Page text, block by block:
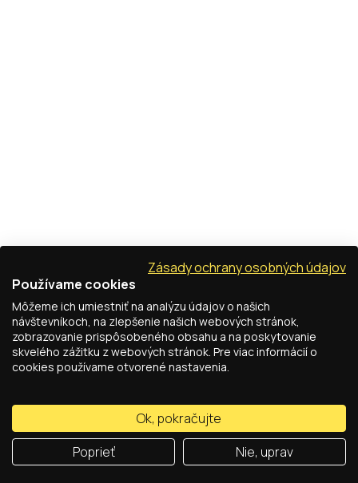
Zásady ochrany osobných údajov
Používame cookies
Môžeme ich umiestniť na analýzu údajov o našich
návštevníkoch, na zlepšenie našich webových stránok,
zobrazovanie prispôsobeného obsahu a na poskytovanie
skvelého zážitku z webových stránok. Pre viac informácií o
cookies používame otvorené nastavenia.
Ok, pokračujte
Poprieť
Nie, uprav